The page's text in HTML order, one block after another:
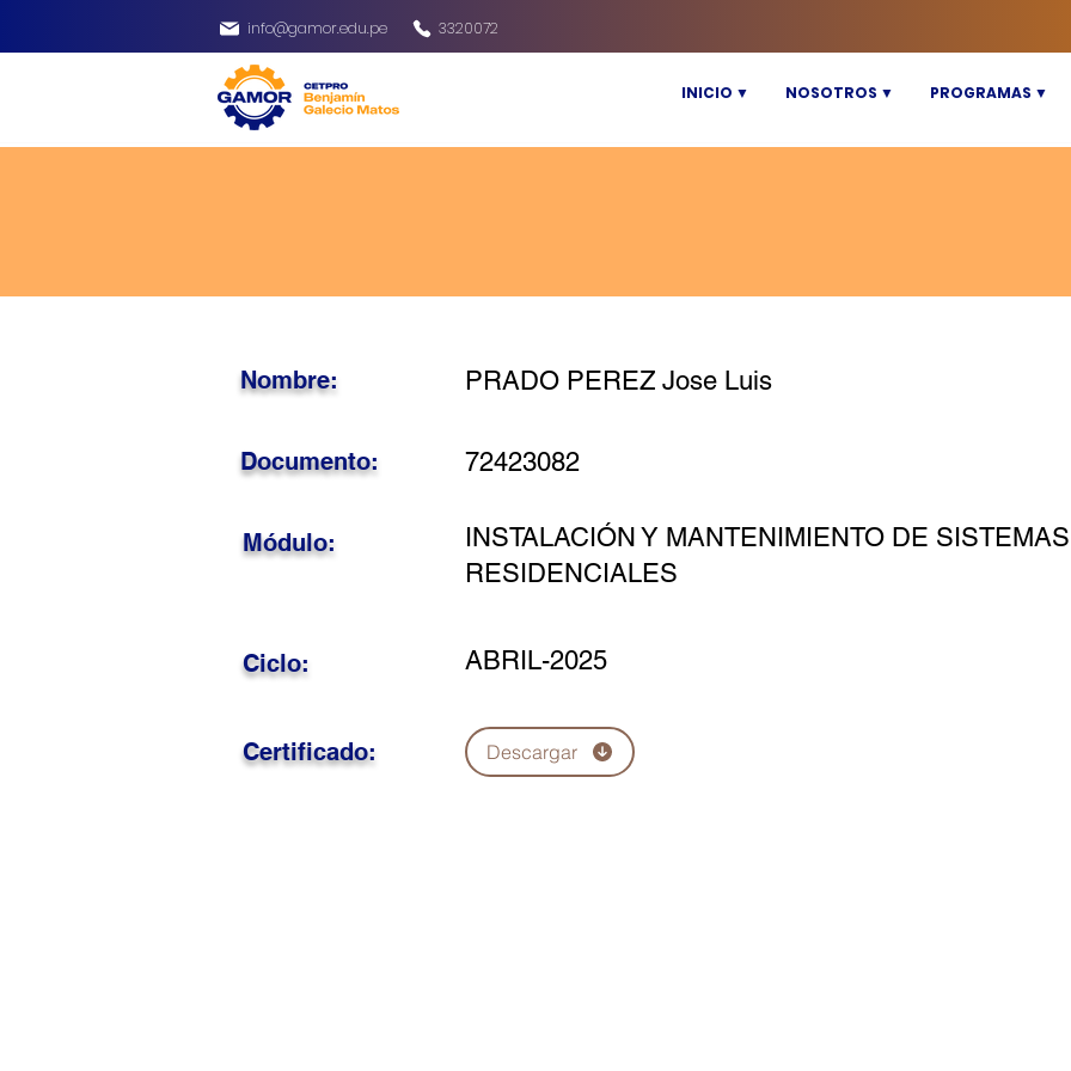
info@gamor.edu.pe 3320072
INICIO ▼ NOSOTROS ▼ PROGRAMAS ▼
PRADO PEREZ Jose Luis
Nombre:
72423082
Documento:
INSTALACIÓN Y MANTENIMIENTO DE
RESIDENCIALES
Módulo:
ABRIL-2025
Ciclo:
Certificado: Descargar